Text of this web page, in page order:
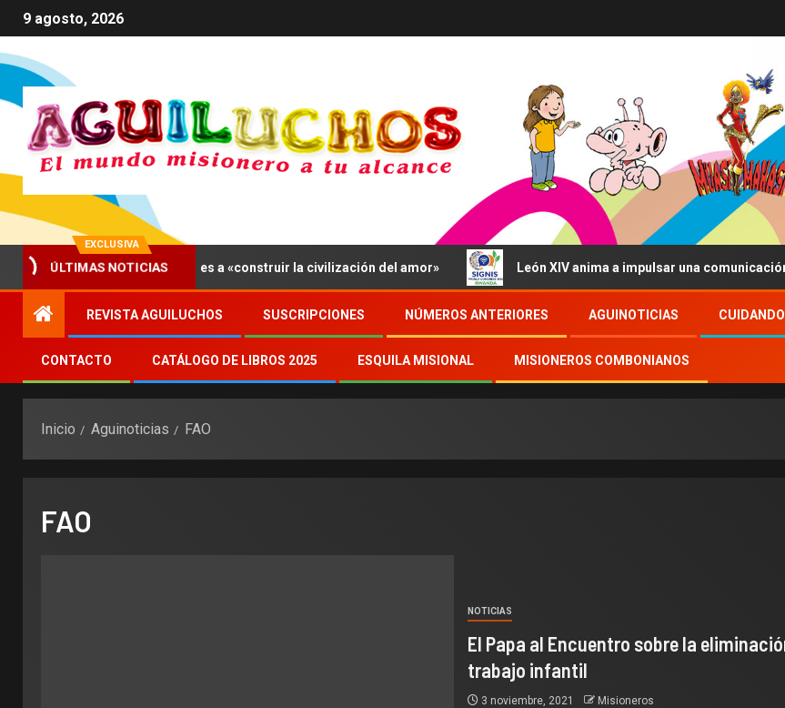
9 agosto, 2026
EXCLUSIVA
ÚLTIMAS NOTICIAS
León XIV invita a los jóvenes a «construir la civilización del amor» León XIV anima a impulsar una comunicación al
REVISTA AGUILUCHOS SUSCRIPCIONES NÚMEROS ANTERIORES AGUINOTICIAS
CONTACTO CATÁLOGO DE LIBROS 2025 ESQUILA MISIONAL MISIONEROS COMBONIANOS
Inicio Aguinoticias FAO
FAO
NOTICIAS
El Papa al Encuentro sobre la
trabajo infantil
3 noviembre, 2021 Misioneros